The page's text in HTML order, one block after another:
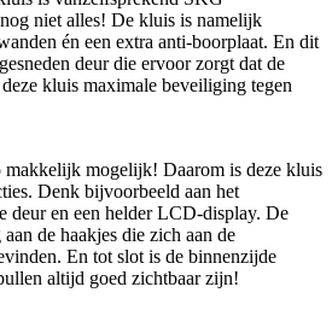
niet alles! De kluis is namelijk
én een extra anti-boorplaat. En dit
deur die ervoor zorgt dat de
kluis maximale beveiliging tegen
makkelijk mogelijk! Daarom is deze kluis
Denk bijvoorbeeld aan het
deur en een helder LCD-display. De
de haakjes die zich aan de
En tot slot is de binnenzijde
altijd goed zichtbaar zijn!